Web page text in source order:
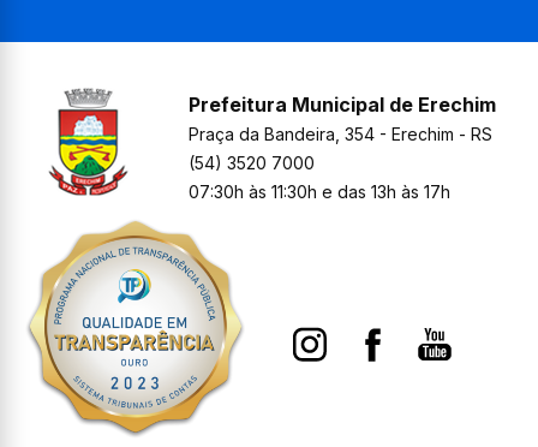
Prefeitura Municipal de Erechim
Praça da Bandeira, 354 - Erechim - RS
(54) 3520 7000
07:30h às 11:30h e das 13h às 17h